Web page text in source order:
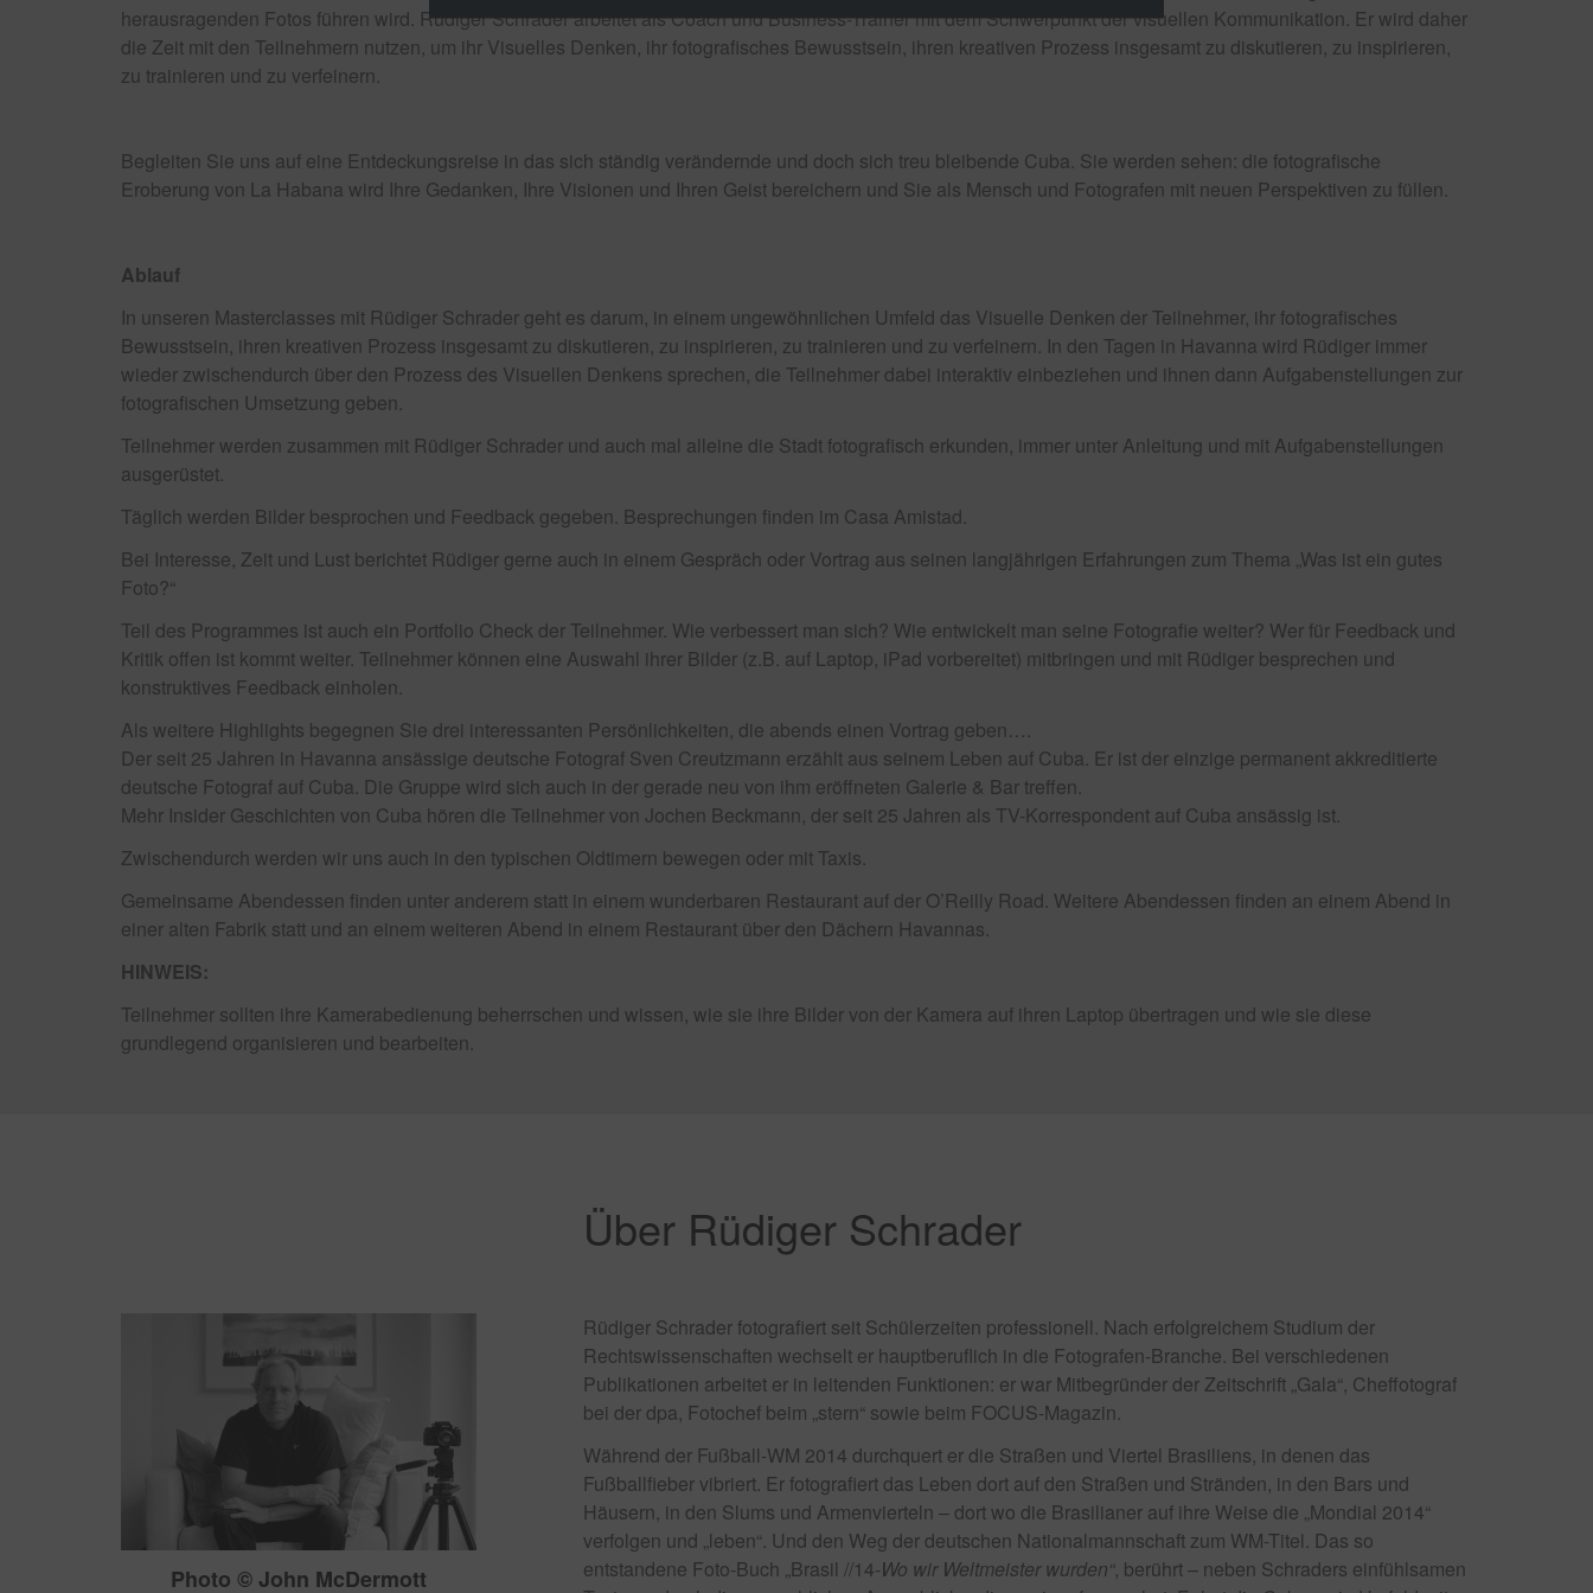
herausragenden Fotos führen wird. Rüdiger Schrader arbeitet als Coach und Business-Trainer mit dem Schwerpunkt der visuellen Kommunikation. Er wird daher
die Zeit mit den Teilnehmern nutzen, um ihr Visuelles Denken, ihr fotografisches Bewusstsein, ihren kreativen Prozess insgesamt zu diskutieren, zu inspirieren,
zu trainieren und zu verfeinern.
Begleiten Sie uns auf eine Entdeckungsreise in das sich ständig verändernde und doch sich treu bleibende Cuba. Sie werden sehen: die fotografische
Eroberung von La Habana wird Ihre Gedanken, Ihre Visionen und Ihren Geist bereichern und Sie als Mensch und Fotografen mit neuen Perspektiven zu füllen.
Ablauf
In unseren Masterclasses mit Rüdiger Schrader geht es darum, in einem ungewöhnlichen Umfeld das Visuelle Denken der Teilnehmer, ihr fotografisches
Bewusstsein, ihren kreativen Prozess insgesamt zu diskutieren, zu inspirieren, zu trainieren und zu verfeinern. In den Tagen in Havanna wird Rüdiger immer
wieder zwischendurch über den Prozess des Visuellen Denkens sprechen, die Teilnehmer dabei interaktiv einbeziehen und ihnen dann Aufgabenstellungen zur
fotografischen Umsetzung geben.
Teilnehmer werden zusammen mit Rüdiger Schrader und auch mal alleine die Stadt fotografisch erkunden, immer unter Anleitung und mit Aufgabenstellungen
ausgerüstet.
Täglich werden Bilder besprochen und Feedback gegeben. Besprechungen finden im Casa Amistad.
Bei Interesse, Zeit und Lust berichtet Rüdiger gerne auch in einem Gespräch oder Vortrag aus seinen langjährigen Erfahrungen zum Thema „Was ist ein gutes
Foto?“
Teil des Programmes ist auch ein Portfolio Check der Teilnehmer. Wie verbessert man sich? Wie entwickelt man seine Fotografie weiter? Wer für Feedback und
Kritik offen ist kommt weiter. Teilnehmer können eine Auswahl ihrer Bilder (z.B. auf Laptop, iPad vorbereitet) mitbringen und mit Rüdiger besprechen und
konstruktives Feedback einholen.
Als weitere Highlights begegnen Sie drei interessanten Persönlichkeiten, die abends einen Vortrag geben….
Der seit 25 Jahren in Havanna ansässige deutsche Fotograf Sven Creutzmann erzählt aus seinem Leben auf Cuba. Er ist der einzige permanent akkreditierte
deutsche Fotograf auf Cuba. Die Gruppe wird sich auch in der gerade neu von ihm eröffneten Galerie & Bar treffen.
Mehr Insider Geschichten von Cuba hören die Teilnehmer von Jochen Beckmann, der seit 25 Jahren als TV-Korrespondent auf Cuba ansässig ist.
Zwischendurch werden wir uns auch in den typischen Oldtimern bewegen oder mit Taxis.
Gemeinsame Abendessen finden unter anderem statt in einem wunderbaren Restaurant auf der O’Reilly Road. Weitere Abendessen finden an einem Abend in
einer alten Fabrik statt und an einem weiteren Abend in einem Restaurant über den Dächern Havannas.
HINWEIS:
Teilnehmer sollten ihre Kamerabedienung beherrschen und wissen, wie sie ihre Bilder von der Kamera auf ihren Laptop übertragen und wie sie diese
grundlegend organisieren und bearbeiten.
Photo © John McDermott
Über Rüdiger Schrader
Rüdiger Schrader fotografiert seit Schülerzeiten professionell. Nach erfolgreichem Studium der
Rechtswissenschaften wechselt er hauptberuflich in die Fotografen-Branche. Bei verschiedenen
Publikationen arbeitet er in leitenden Funktionen: er war Mitbegründer der Zeitschrift „Gala“, Cheffotograf
bei der dpa, Fotochef beim „stern“ sowie beim FOCUS-Magazin.
Während der Fußball-WM 2014 durchquert er die Straßen und Viertel Brasiliens, in denen das
Fußballfieber vibriert. Er fotografiert das Leben dort auf den Straßen und Stränden, in den Bars und
Häusern, in den Slums und Armenvierteln – dort wo die Brasilianer auf ihre Weise die „Mondial 2014“
verfolgen und „leben“. Und den Weg der deutschen Nationalmannschaft zum WM-Titel. Das so
entstandene Foto-Buch „Brasil //14-Wo wir Weltmeister wurden“, berührt – neben Schraders einfühlsamen